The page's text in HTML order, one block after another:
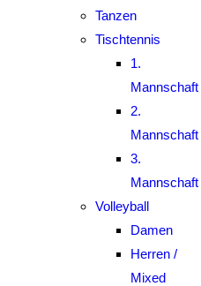
Tanzen
Tischtennis
1.
Mannschaft
2.
Mannschaft
3.
Mannschaft
Volleyball
Damen
Herren /
Mixed